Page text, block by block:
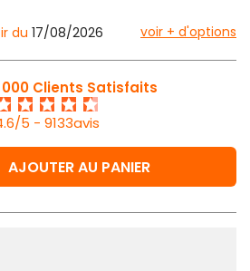
du 17/08/2026 voir + d'options
000 Clients Satisfaits
5 - 9133avis
AJOUTER AU PANIER